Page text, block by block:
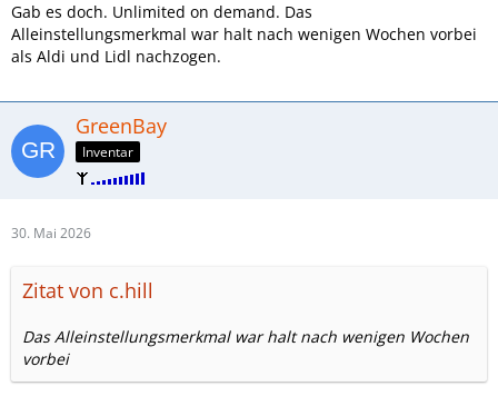
Gab es doch. Unlimited on demand. Das
Alleinstellungsmerkmal war halt nach wenigen Wochen vorbei
als Aldi und Lidl nachzogen.
GreenBay
Inventar
30. Mai 2026
Zitat von c.hill
Das Alleinstellungsmerkmal war halt nach wenigen Wochen
vorbei